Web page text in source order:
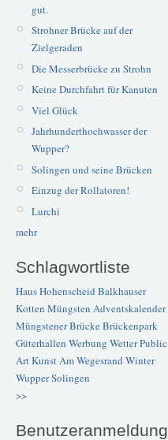
gut.
Strohner Brücke auf der
Zielgeraden
Die Messerbrücke zu Strohn
Keine Durchfahrt für Kanuten
Viel Glück
Jahrhunderthochwasser der
Wupper?
Solingen und seine Brücken
Einzug der Rollatoren!
Lurchi
mehr
Schlagwortliste
Haus Hohenscheid Balkhauser
Kotten Müngsten Adventskalender
Müngstener BrückeBrückenpark
Güterhallen Werbung WetterPublic
ArtKunstAm Wegesrand Winter
WupperSolingen
>>
Benutzeranmeldung